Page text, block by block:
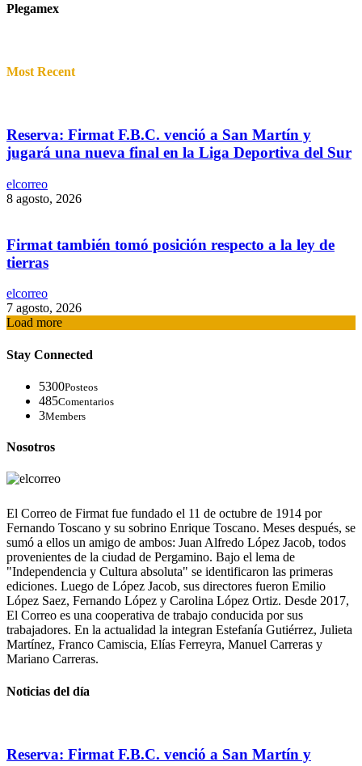
Plegamex
Most Recent
Reserva: Firmat F.B.C. venció a San Martín y
jugará una nueva final en la Liga Deportiva del Sur
elcorreo
8 agosto, 2026
Firmat también tomó posición respecto a la ley de
tierras
elcorreo
7 agosto, 2026
Load more
Stay Connected
5300Posteos
485Comentarios
3Members
Nosotros
El Correo de Firmat fue fundado el 11 de octubre de 1914 por
Fernando Toscano y su sobrino Enrique Toscano. Meses después, se
sumó a ellos un amigo de ambos: Juan Alfredo López Jacob, todos
provenientes de la ciudad de Pergamino. Bajo el lema de
"Independencia y Cultura absoluta" se identificaron las primeras
ediciones. Luego de López Jacob, sus directores fueron Emilio
López Saez, Fernando López y Carolina López Ortiz. Desde 2017,
El Correo es una cooperativa de trabajo conducida por sus
trabajadores. En la actualidad la integran Estefanía Gutiérrez, Julieta
Martínez, Franco Camiscia, Elías Ferreyra, Manuel Carreras y
Mariano Carreras.
Noticias del día
Reserva: Firmat F.B.C. venció a San Martín y